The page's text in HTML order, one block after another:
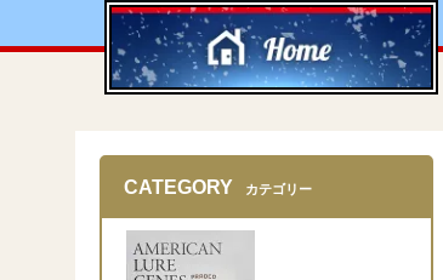
CATEGORY カテゴリー